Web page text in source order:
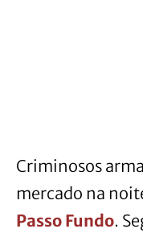
Criminosos
mercado na
Passo Fundo.